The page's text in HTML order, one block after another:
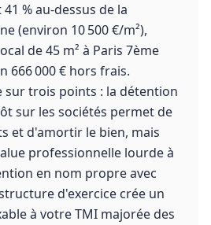
% au-dessus de la
(environ 10 500 €/m²),
de 45 m² à Paris 7ème
666 000 € hors frais.
sur trois points : la détention
sur les sociétés permet de
et d'amortir le bien, mais
professionnelle lourde à
en nom propre avec
d'exercice crée un
à votre TMI majorée des